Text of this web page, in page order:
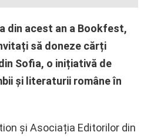
din acest an a Bookfest,
să doneze cărți
Sofia, o inițiativă de
și literaturii române în
și Asociația Editorilor din